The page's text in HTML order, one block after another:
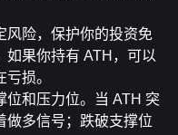
风险，保护你的投资免
如果你持有 ATH，可以
损。
位和压力位。当 ATH 突
做多信号；跌破支撑位